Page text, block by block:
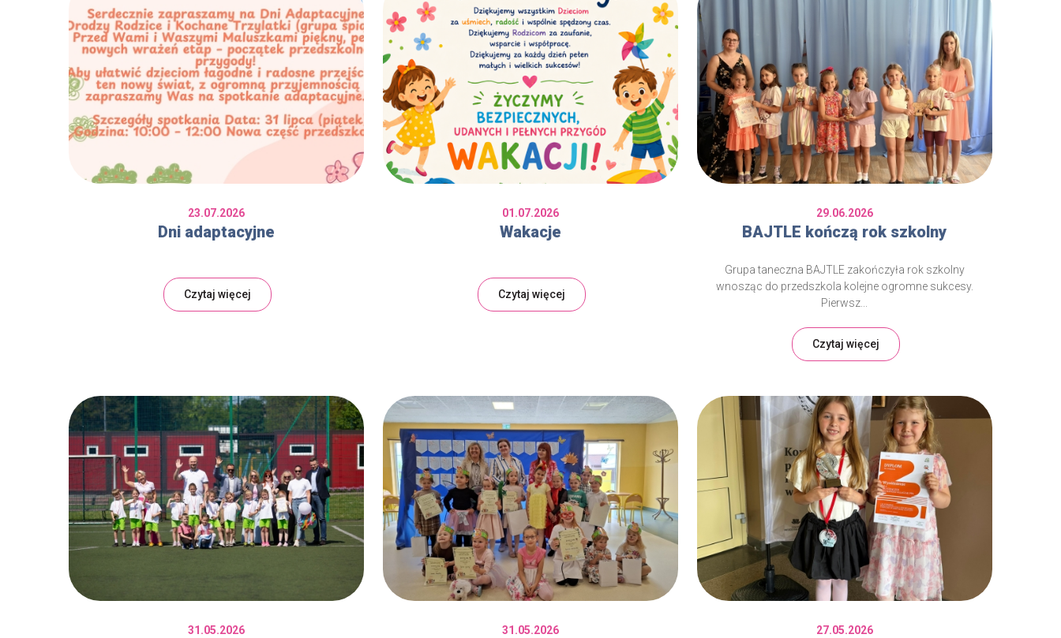
23.07.2026
Dni adaptacyjne
Czytaj więcej
01.07.2026
Wakacje
Czytaj więcej
29.06.2026
BAJTLE kończą rok szkolny
Grupa taneczna BAJTLE zakończyła rok szkolny
wnosząc do przedszkola kolejne ogromne sukcesy.
Pierwsz...
Czytaj więcej
31.05.2026 31.05.2026 27.05.2026